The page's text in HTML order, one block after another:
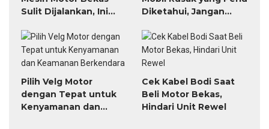
Sulit Dijalankan, Ini
Diketahui, Jangan
Pilih Velg Motor
dengan Tepat untuk
Kenyamanan dan
Cek Kabel Bodi Saat
Beli Motor Bekas,
Hindari Unit Rewel